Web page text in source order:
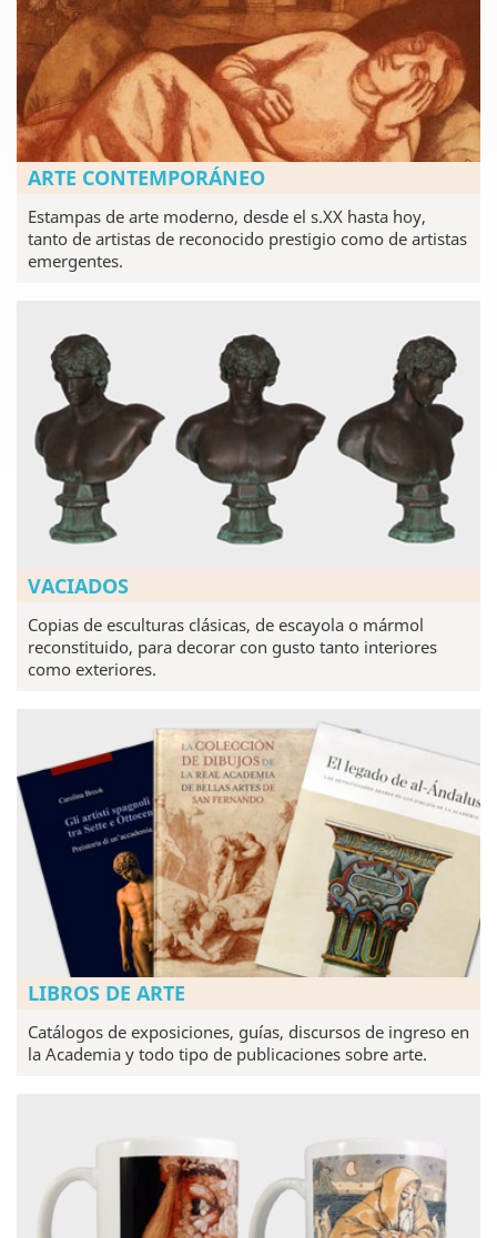
ARTE CONTEMPORÁNEO
Estampas de arte moderno, desde el s.XX hasta hoy,
tanto de artistas de reconocido prestigio como de artistas
emergentes.
VACIADOS
Copias de esculturas clásicas, de escayola o mármol
reconstituido, para decorar con gusto tanto interiores
como exteriores.
LIBROS DE ARTE
Catálogos de exposiciones, guías, discursos de ingreso en
la Academia y todo tipo de publicaciones sobre arte.